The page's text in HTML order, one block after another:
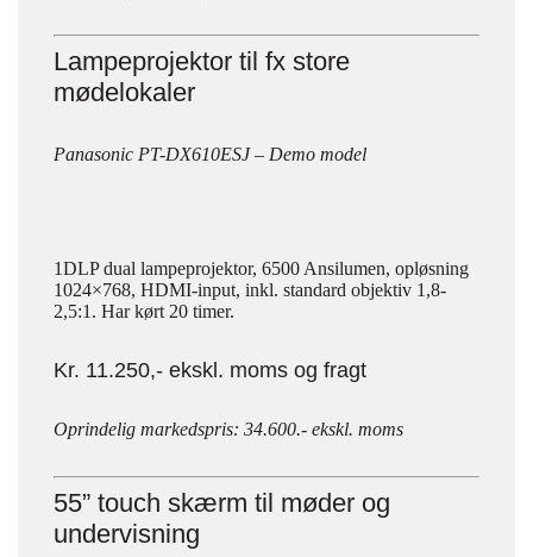
Lampeprojektor til fx store
mødelokaler
Panasonic PT-DX610ESJ – Demo model
1DLP dual lampeprojektor, 6500 Ansilumen, opløsning
1024×768, HDMI-input, inkl. standard objektiv 1,8-
2,5:1. Har kørt 20 timer.
Kr. 11.250,- ekskl. moms og fragt
Oprindelig markedspris: 34.600.- ekskl. moms
55” touch skærm til møder og
undervisning